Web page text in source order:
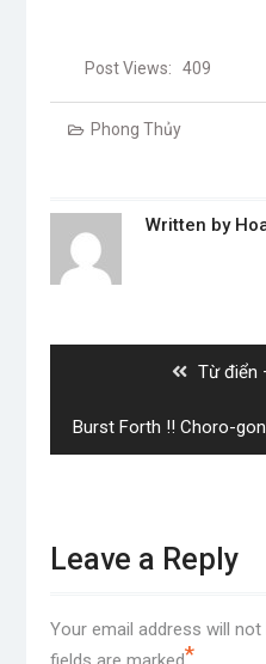
Post Views: 409
Phong Thủy
Written by
Previous
Từ điển
Next
post:
Burst Forth !! Choro-
Leave a Reply
Your email address will not
*